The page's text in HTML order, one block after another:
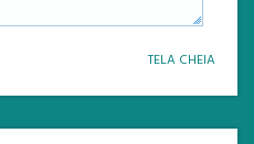
TELA CHEIA